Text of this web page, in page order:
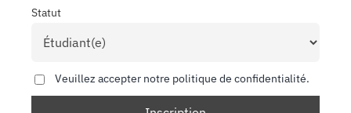
Statut
Veuillez accepter notre politique de confidentialité.